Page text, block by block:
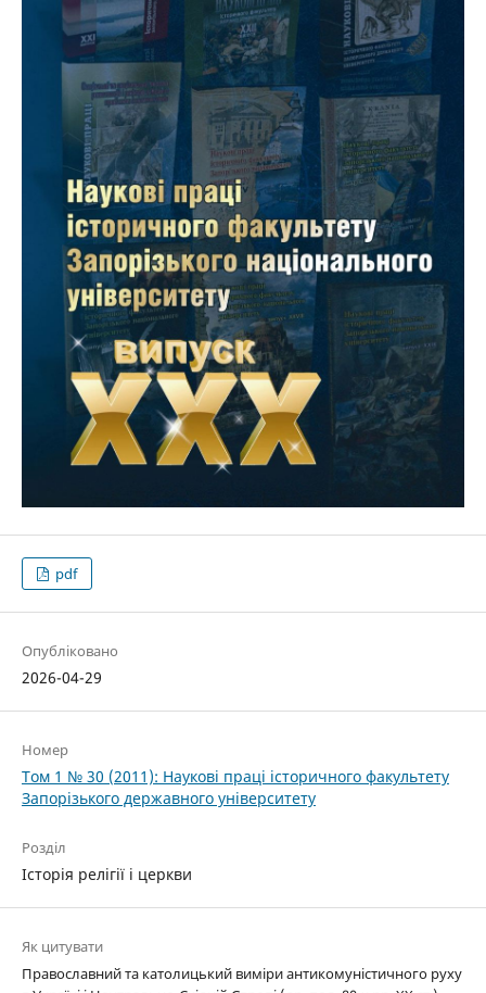
pdf
Опубліковано
2026-04-29
Номер
Том 1 № 30 (2011): Наукові праці історичного факультету
Запорізького державного університету
Розділ
Історія релігії і церкви
Як цитувати
Православний та католицький виміри антикомуністичного руху